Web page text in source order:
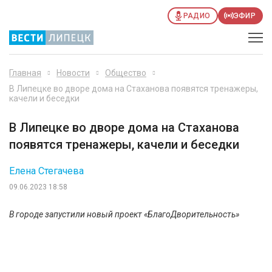
РАДИО ЭФИР
Главная Новости
Общество
В Липецке во дворе дома на Стаханова появятся тренажеры,
качели и беседки
В Липецке во дворе дома на Стаханова
появятся тренажеры, качели и беседки
09.06.2023 18:58
Елена Стегачева
В городе запустили новый проект «БлагоДворительность»